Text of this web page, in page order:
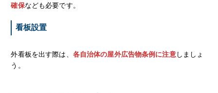
確保なども必要です。
看板設置
外看板を出す際は、 各自治体の屋外広告物条例に注意しましょ
う。